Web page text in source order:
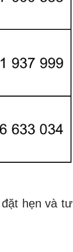
hẹn và tư